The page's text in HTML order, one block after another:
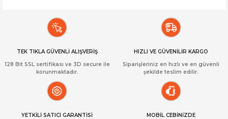
TEK TIKLA GÜVENLİ ALIŞVERİŞ
128 Bit SSL sertifikası ve 3D secure ile
korunmaktadır.
HIZLI VE GÜVENİLİR KARGO
Siparişleriniz en hızlı ve en güvenli
şekilde teslim edilir.
YETKİLİ SATICI GARANTİSİ
MOBİL CEBİNİZDE